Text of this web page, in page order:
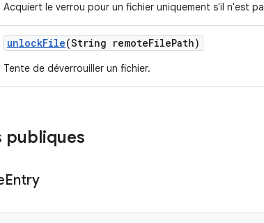
Acquiert le verrou pour un fichier uniquement s'il n'est
unlockFile(String remoteFilePath)
Tente de déverrouiller un fichier.
publiques
Entry